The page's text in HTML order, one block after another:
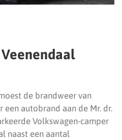
de brandweer van
autobrand aan de Mr. dr.
Volkswagen-camper
naast een aantal